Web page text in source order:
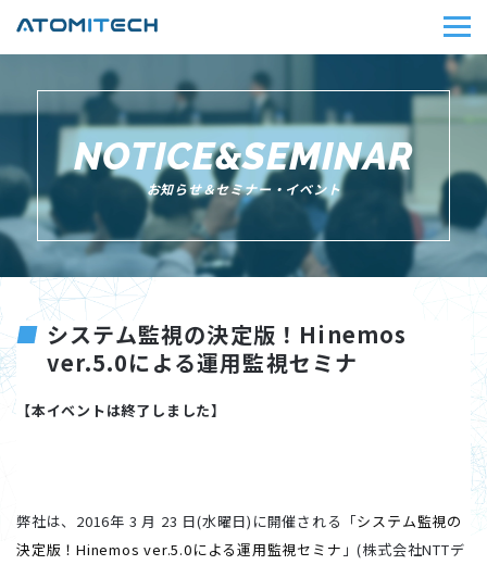
NOTICE&SEMINAR
お知らせ＆セミナー・イベント
システム監視の決定版！Hinemos
ver.5.0による運用監視セミナ
【本イベントは終了しました】
弊社は、2016年 3 月 23 日(水曜日)に開催される「システム監視の
決定版！Hinemos ver.5.0による運用監視セミナ 」(株式会社NTTデ